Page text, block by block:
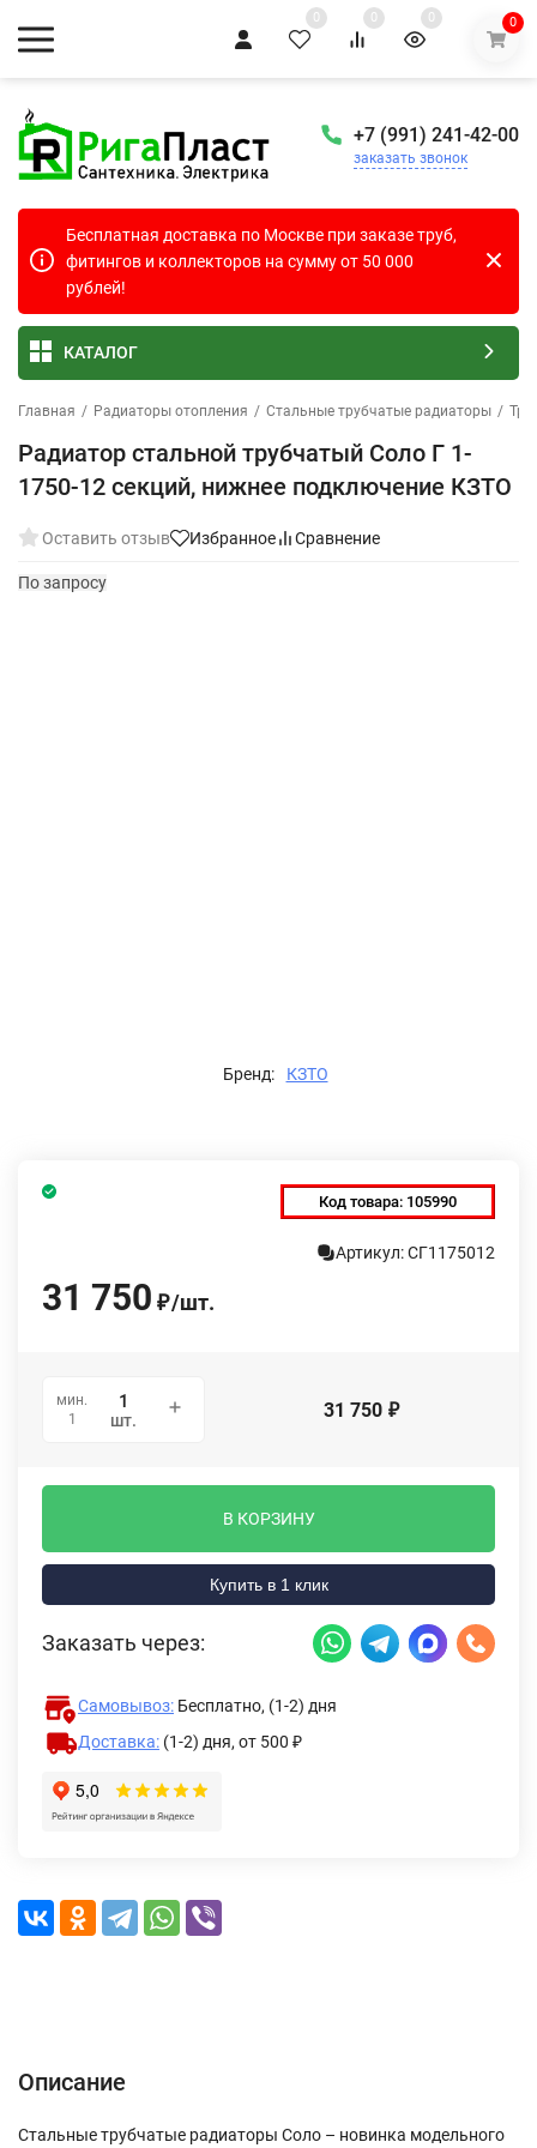
0 0 0 0
+7 (991) 241-42-00
заказать звонок
Бесплатная доставка по Москве при заказе труб,
фитингов и коллекторов на сумму от 50 000
рублей!
КАТАЛОГ
Главная / Радиаторы отопления / Стальные трубчатые радиаторы /
Радиатор стальной трубчатый Соло Г 1-
1750-12 секций, нижнее подключение КЗТО
Оставить отзыв Избранное Сравнение
По запросу
Бренд: КЗТО
Код товара: 105990
Артикул: СГ1175012
31 750 ₽/шт.
мин.
1
шт. 31 750 ₽
В КОРЗИНУ
Купить в 1 клик
Заказать через:
Самовывоз: Бесплатно, (1-2) дня
Доставка: (1-2) дня, от 500 ₽
Описание
Стальные трубчатые радиаторы Соло – новинка модельного